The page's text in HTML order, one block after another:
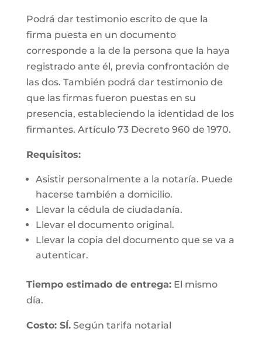
Podrá dar testimonio escrito de que la
firma puesta en un documento
corresponde a la de la persona que la haya
registrado ante él, previa confrontación de
las dos. También podrá dar testimonio de
que las firmas fueron puestas en su
presencia, estableciendo la identidad de los
firmantes. Artículo 73 Decreto 960 de 1970.
Requisitos:
Asistir personalmente a la notaría. Puede
hacerse también a domicilio.
Llevar la cédula de ciudadanía.
Llevar el documento original.
Llevar la copia del documento que se va a
autenticar.
Tiempo estimado de entrega:El mismo
día.
Costo: SÍ.Según tarifa notarial